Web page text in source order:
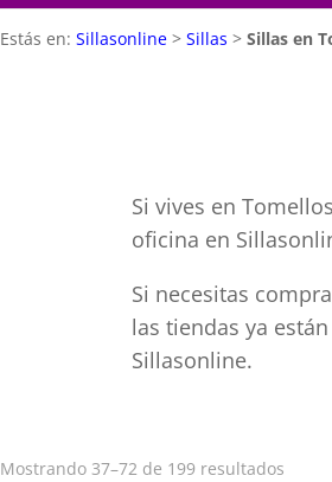
Estás en:Sillasonline >Sillas >Sillas en
Si vives en
oficina en
Si necesitas
las tiendas ya
Sillasonline.
Mostrando 37–72 de 199 resultados